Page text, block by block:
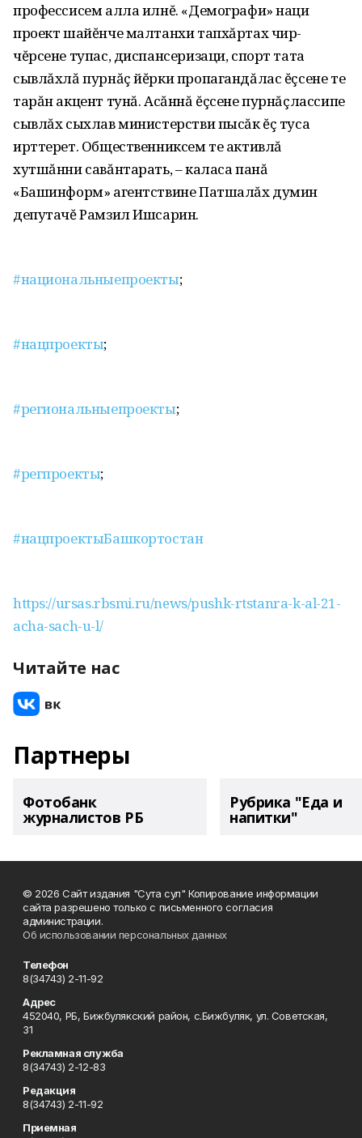
профессисем алла илнĕ. «Демографи» наци
проект шайĕнче малтанхи тапхăртах чир-
чĕрсене тупас‚ диспансеризаци‚ спорт тата
сывлăхлă пурнăç йĕрки пропагандăлас ĕçсене те
тарăн акцент тунă. Асăннă ĕçсене пурнăçлассипе
сывлăх сыхлав министерстви пысăк ĕç туса
ирттерет. Общественниксем те активлă
хутшăнни савăнтарать‚ – каласа панă
«Башинформ» агентствине Патшалăх думин
депутачĕ Рамзил Ишсарин.
#национальныепроекты;
#нацпроекты;
#региональныепроекты;
#регпроекты;
#нацпроектыБашкортостан
https://ursas.rbsmi.ru/news/pushk-rtstanra-k-al-21-
acha-sach-u-l/
Читайте нас
Партнеры
Фотобанк
журналистов РБ
Рубрика "Еда и
напитки"
© 2026 Сайт издания "Сута сул" Копирование информации
сайта разрешено только с письменного согласия
администрации.
Об использовании персональных данных
Телефон
8(34743) 2-11-92
Адрес
452040, РБ, Бижбулякский район, с.Бижбуляк, ул. Советская,
31
Рекламная служба
8(34743) 2-12-83
Редакция
8(34743) 2-11-92
Приемная